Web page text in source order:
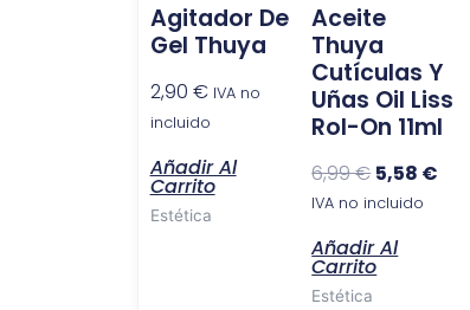
Agitador De
Gel Thuya
2,90 € IVA no
incluido
Añadir Al
Carrito
Estética
Aceite
Thuya
Cutículas Y
Uñas Oil Liss
Rol-On 11ml
6,99€ 5,58 €
IVA no incluido
Añadir Al
Carrito
Estética